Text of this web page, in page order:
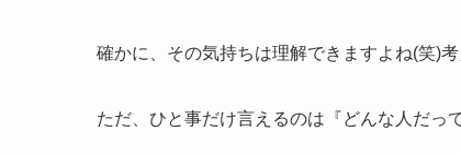
確かに、その気持ちは理解できますよね(笑)
ただ、ひと事だけ言えるのは『どんな人だっ